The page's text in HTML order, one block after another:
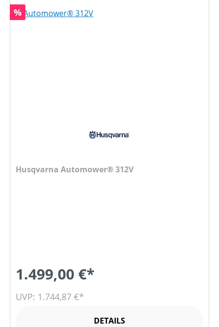
Rabatt
%
Husqvarna Automower® 312V
1.499,00 €*
UVP: 1.744,87 €*
DETAILS